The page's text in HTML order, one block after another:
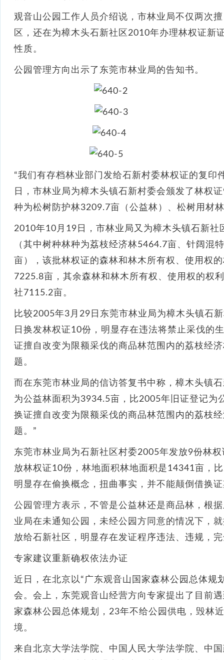
观音山公园工作人员介绍说，市林业局不仅两次
区，还在为樟木头石新社区2010年办理林权证新
性质。
公园管理方向出示了东莞市林业局的告知书。
“我们有存档林业部门发给石新村委林权证的复印
日，市林业局为樟木头镇石新村委会颁发了林权
种为松树防护林3209.7亩（公益林）、松树用材
2010年10月19日，市林业局又为樟木头镇石新
（其中树种林种为荔枝经济林5464.7亩、针阔混
亩），该批林权证的森林和林木所有权、使用权
7225.8亩，其余森林和林木所有权、使用权的权
社7115.2亩。
比较2005年3月29日东莞市林业局为樟木头镇石
日换发林权证10份，明显存在违法将禁止采伐的
证擅自改变为限额采伐的商品林范围内的荔枝经
题。
而在东莞市林业局的信访答复书中称，樟木头镇
为公益林面积为3934.5亩，比2005年旧证登记为
换证擅自改变为限额采伐的商品林范围内的荔枝
题。”
东莞市林业局为石新社区村委2005年发放9份林
放林权证10份，林地面积林地面积是14341亩，
明显存在偷换概念，扭曲事实，并不能颠倒借换
公园管理方表示，不管是公益林还是商品林，根
业局在未通知公园，未经公园方同意的情况下，
放给石新社区，明显存在发证程序违法、违规，
专家建议重新确权依法办证
近日，在北京以“广东观音山国家森林公园总体规
会。会上，东莞观音山经营方向专家提出了目前
家森林公园总体规划，23年不给公园供电，毁林
境。
来自北京大学法学院、中国人民大学法学院、中